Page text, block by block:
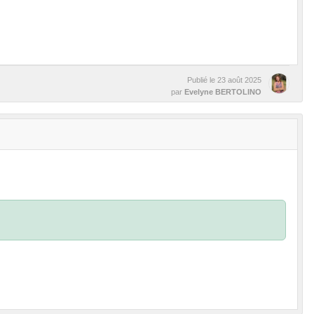
Publié le 23 août 2025
par Evelyne BERTOLINO